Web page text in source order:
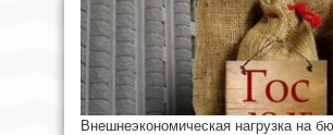
Внешнеэкономическая нагрузка на